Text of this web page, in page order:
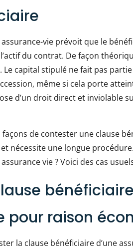
assurance-vie prévoit que le
du contrat. De façon
capital stipulé ne fait pas
même si cela porte
d’un droit direct et inviolable
de contester une clause
nécessite une longue
vie ? Voici des cas
pour raison
la clause bénéficiaire d’une